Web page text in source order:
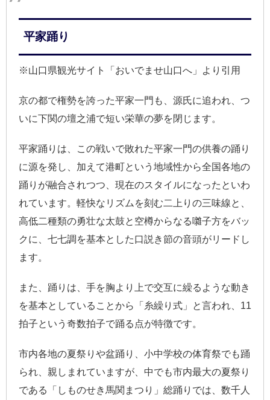
平家踊り
※山口県観光サイト「おいでませ山口へ」より引用
京の都で権勢を誇った平家一門も、源氏に追われ、つ
いに下関の壇之浦で短い栄華の夢を閉じます。
平家踊りは、この戦いで敗れた平家一門の供養の踊り
に源を発し、加えて港町という地域性から全国各地の
踊りが融合されつつ、現在のスタイルになったといわ
れています。軽快なリズムを刻む二上りの三味線と、
高低二種類の勇壮な太鼓と空樽からなる囃子方をバッ
クに、七七調を基本とした口説き節の音頭がリードし
ます。
また、踊りは、手を胸より上で交互に繰るような動き
を基本としていることから「糸繰り式」と言われ、11
拍子という奇数拍子で踊る点が特徴です。
市内各地の夏祭りや盆踊り、小中学校の体育祭でも踊
られ、親しまれていますが、中でも市内最大の夏祭り
である「しものせき馬関まつり」総踊りでは、数千人